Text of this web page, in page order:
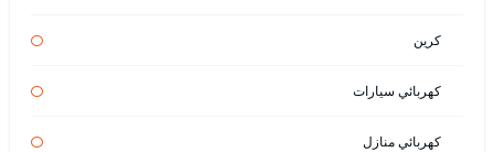
كرين
كهربائي سيارات
كهربائي منازل